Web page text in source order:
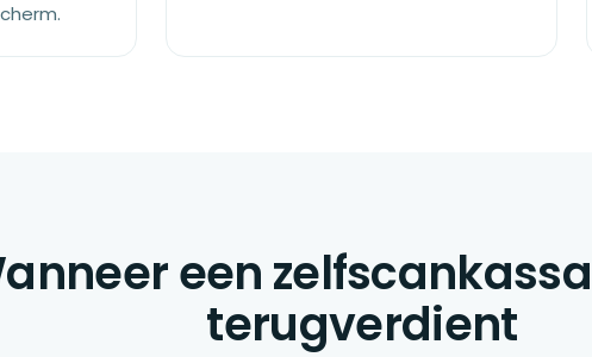
een
terugverdient